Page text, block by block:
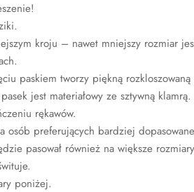
kroju – nawet mniejszy rozmiar
paskiem tworzy piękną
jest materiałowy ze sztywną klamrą.
rękawów.
osób preferujących bardziej
pasował również na większe
poniżej.